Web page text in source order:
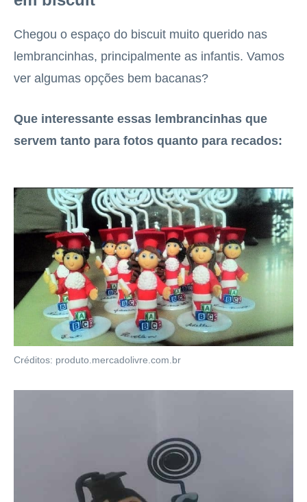
Chegou o espaço do biscuit muito querido nas
lembrancinhas, principalmente as infantis. Vamos
ver algumas opções bem bacanas?
Que interessante essas lembrancinhas que
servem tanto para fotos quanto para recados:
Créditos: produto.mercadolivre.com.br